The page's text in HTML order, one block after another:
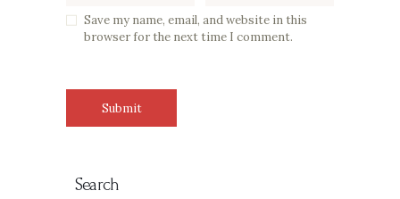
Save my name, email, and website in this
browser for the next time I comment.
Search